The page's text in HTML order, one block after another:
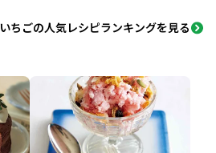
いちごの人気レシピランキングを見る